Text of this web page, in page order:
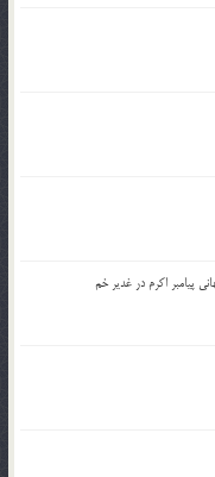
پیامبر اکرم در غدیر خم